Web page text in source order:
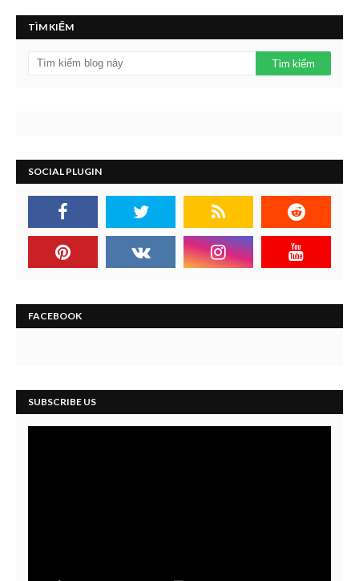
TÌM KIẾM
SOCIAL PLUGIN
FACEBOOK
SUBSCRIBE US